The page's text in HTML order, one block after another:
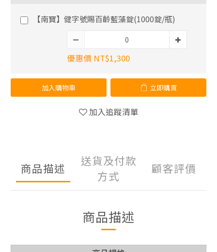
【南寶】健字號賜百齡藍藻錠(1000錠/瓶)
優惠價 NT$1,300
加入購物車 立即購買
加入追蹤清單
商品描述
送貨及付款
方式
顧客評價
商品描述